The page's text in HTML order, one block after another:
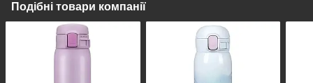
Подібні товари компанії